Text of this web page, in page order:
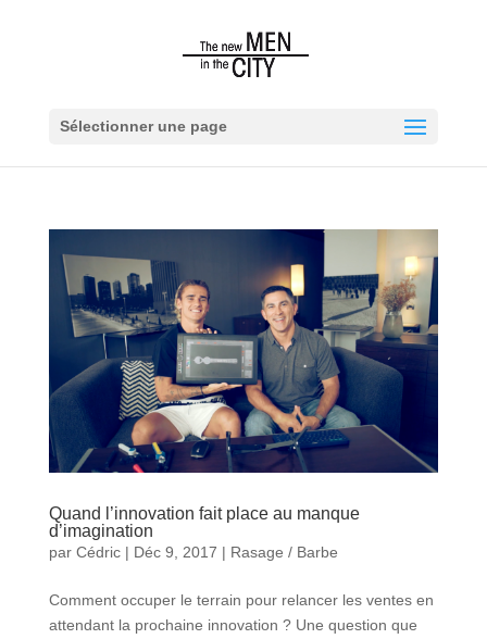
Sélectionner une page
Quand l’innovation fait place au manque
d’imagination
par Cédric| Déc 9, 2017 | Rasage / Barbe
Comment occuper le terrain pour relancer les ventes en
attendant la prochaine innovation ? Une question que